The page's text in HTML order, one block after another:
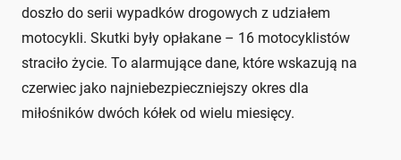
doszło do serii wypadków drogowych z udziałem
motocykli. Skutki były opłakane – 16 motocyklistów
straciło życie. To alarmujące dane, które wskazują na
czerwiec jako najniebezpieczniejszy okres dla
miłośników dwóch kółek od wielu miesięcy.